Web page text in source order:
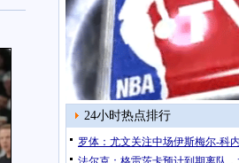
24小时热点排行
罗体：尤文关注中场伊斯梅尔-科